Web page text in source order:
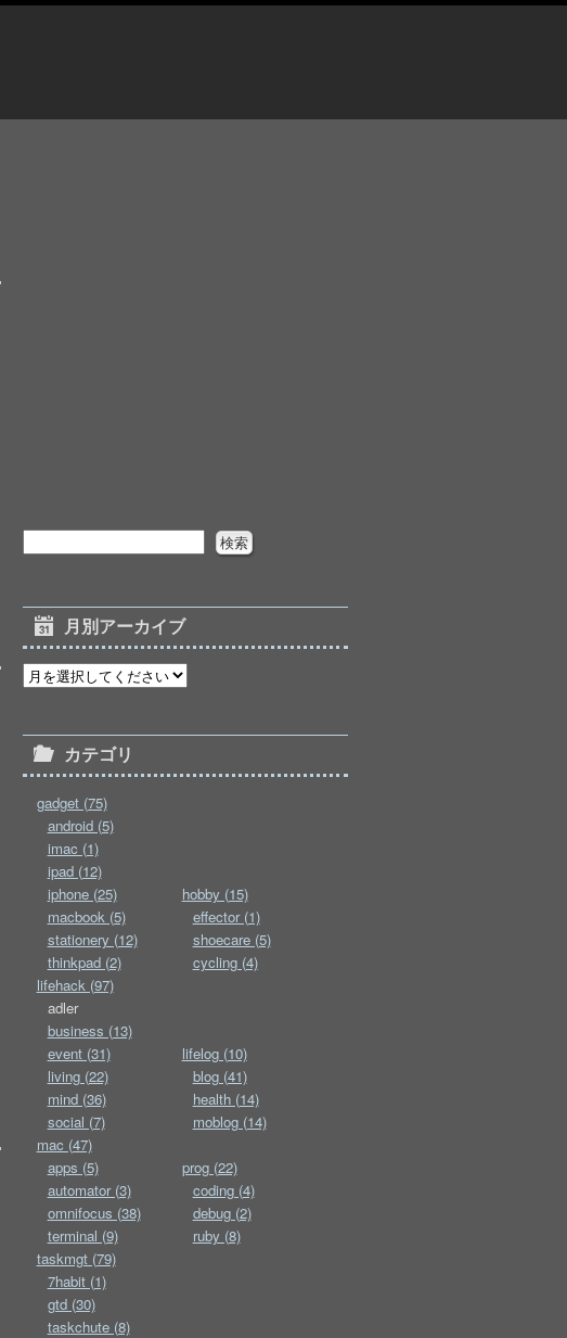
月別アーカイブ
カテゴリ
gadget (75)
android (5)
imac (1)
ipad (12)
iphone (25)
macbook (5)
stationery (12)
thinkpad (2)
hobby (15)
effector (1)
shoecare (5)
cycling (4)
lifehack (97)
adler
business (13)
event (31)
living (22)
mind (36)
social (7)
lifelog (10)
blog (41)
health (14)
moblog (14)
mac (47)
apps (5)
automator (3)
omnifocus (38)
terminal (9)
prog (22)
coding (4)
debug (2)
ruby (8)
taskmgt (79)
7habit (1)
gtd (30)
taskchute (8)